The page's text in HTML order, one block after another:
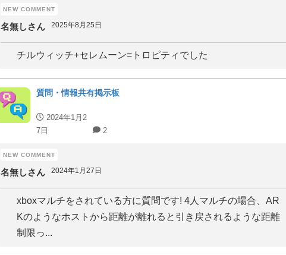
名無しさん 2025年8月25日
チルウィッチ+セレムーン=トロピティでした
質問・情報共有掲示板
2024年1月2
7日
2
名無しさん 2024年1月27日
xboxマルチをされている方に質問です! 4人マルチの場合、AR
Kのようなホストから距離が離れると引き戻されるような距離
制限っ...